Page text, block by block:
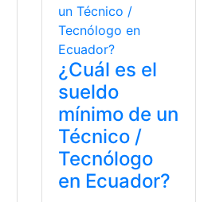
¿Cuál es el
sueldo
mínimo de un
Técnico /
Tecnólogo
en Ecuador?